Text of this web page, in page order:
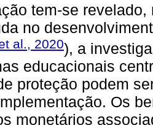
tem-se
no
al., 2020), a
educacionais
proteção podem
Os
monetários